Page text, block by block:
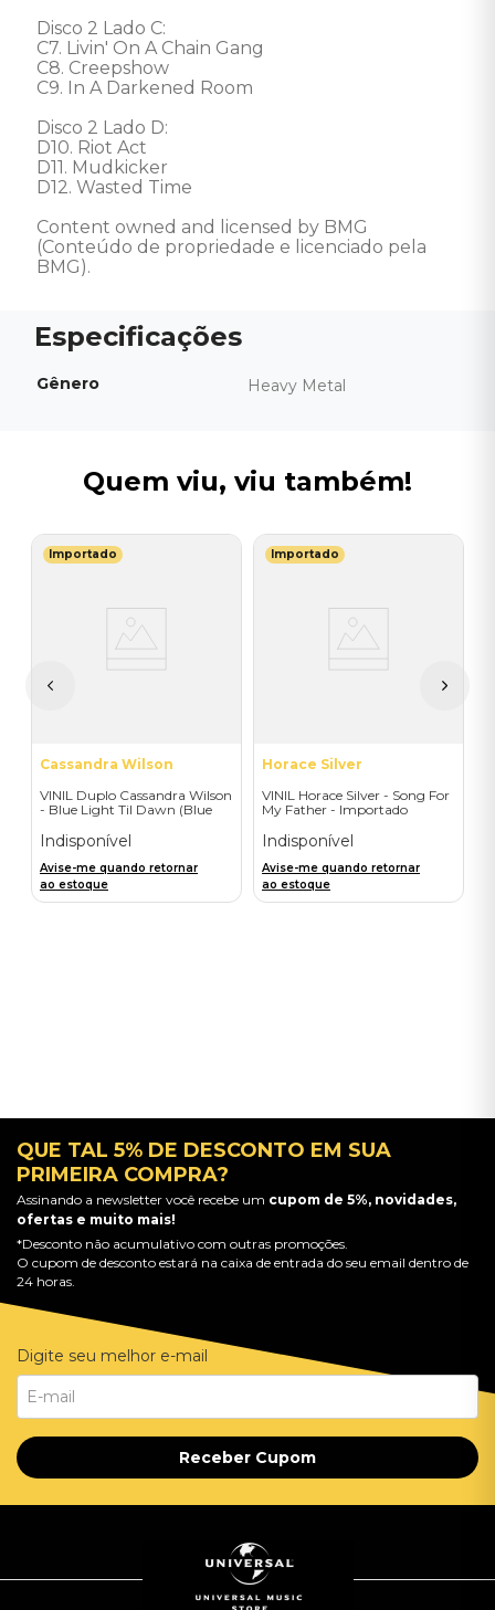
Disco 2 Lado C:
C7. Livin' On A Chain Gang
C8. Creepshow
C9. In A Darkened Room
Disco 2 Lado D:
D10. Riot Act
D11. Mudkicker
D12. Wasted Time
Content owned and licensed by BMG
(Conteúdo de propriedade e licenciado pela
BMG).
Gênero Heavy Metal
Quem viu, viu também!
Importado
Cassandra Wilson
VINIL Duplo Cassandra Wilson
- Blue Light Til Dawn (Blue
Indisponível
Avise-me quando retornar
ao estoque
Importado
Horace Silver
VINIL Horace Silver - Song For
My Father - Importado
Indisponível
Avise-me quando retornar
ao estoque
QUE TAL 5% DE DESCONTO EM SUA
PRIMEIRA COMPRA?
Assinando a newsletter você recebe um cupom de 5%, novidades,
ofertas e muito mais!
*Desconto não acumulativo com outras promoções.
O cupom de desconto estará na caixa de entrada do seu email dentro de
24 horas.
Digite seu melhor e-mail
Receber Cupom